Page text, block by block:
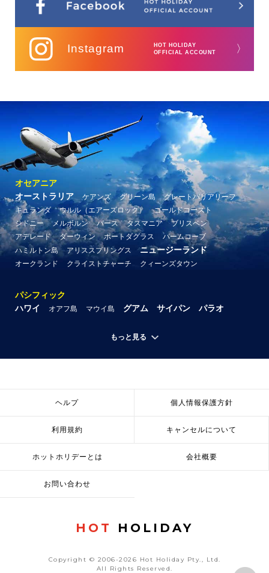
Instagram
HOT HOLIDAY
OFFICIAL ACCOUNT
〉
オセアニア
オーストラリア
ケアンズ グリーン島
グレートバリアリーフ
キュランダ
ウルル（エアーズロック）
ゴールドコースト
シドニー
メルボルン パース タスマニア
ブリスベン
アデレード
ダーウィン ポートダグラス
パームコーブ
ハミルトン島
アリススプリングス ニュージーランド
オークランド クライストチャーチ クィーンズタウン
パシフィック
ハワイ
オアフ島 マウイ島 グアム サイパン パラオ
もっと見る
ヘルプ 個人情報保護方針
利用規約 キャンセルについて
ホットホリデーとは 会社概要
お問い合わせ
HOT HOLIDAY
Copyright © 2006-2026 Hot Holiday Pty., Ltd.
All Rights Reserved.